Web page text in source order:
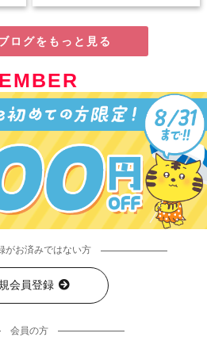
ログをもっと見る
がお済みではない方
会員登録
会員の方